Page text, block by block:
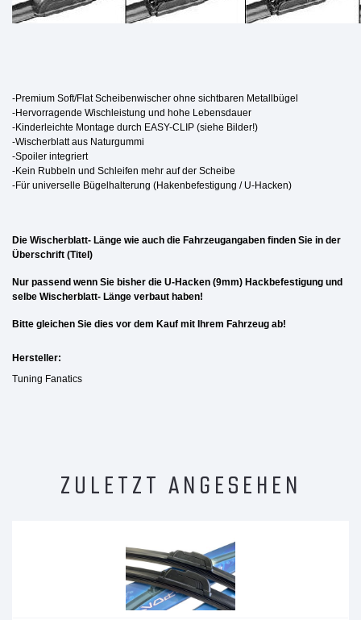
-Premium Soft/Flat Scheibenwischer ohne sichtbaren Metallbügel
-Hervorragende Wischleistung und hohe Lebensdauer
-Kinderleichte Montage durch EASY-CLIP (siehe Bilder!)
-Wischerblatt aus Naturgummi
-Spoiler integriert
-Kein Rubbeln und Schleifen mehr auf der Scheibe
-Für universelle Bügelhalterung (Hakenbefestigung / U-Hacken)
Die Wischerblatt- Länge wie auch die Fahrzeugangaben finden Sie in der
Überschrift (Titel)
Nur passend wenn Sie bisher die U-Hacken (9mm) Hackbefestigung und
selbe Wischerblatt- Länge verbaut haben!
Bitte gleichen Sie dies vor dem Kauf mit Ihrem Fahrzeug ab!
Hersteller:
Tuning Fanatics
ZULETZT ANGESEHEN